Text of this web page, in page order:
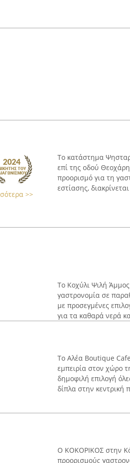
>>
Το κατάστημα
επί της οδού
προορισμό για τη
εστίασης,
Το Κοχύλι Ψιλή Άμμος
γαστρονομία σε
με προσεγμένες
για τα καθαρά νερά
Το Αλέα Boutique
εμπειρία στον χώρο
δημοφιλή επιλογή
δίπλα στην κεντρική
Ο ΚΟΚΟΡΙΚΟΣ στην
προορισμούς